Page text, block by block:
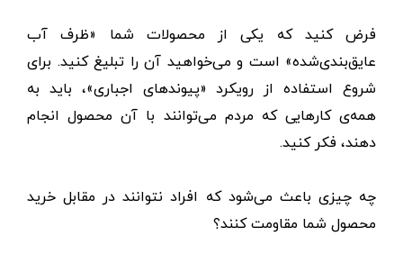
فرض کنید که یکی از محصولات شما «ظرف آب
عایق‌بندی‌شده» است و می‌خواهید آن را تبلیغ کنید. برای
شروع استفاده از رویکرد «پیوندهای اجباری»، باید به
همه‌ی کارهایی که مردم می‌توانند با آن محصول انجام
دهند، فکر کنید.
چه چیزی باعث می‌شود که افراد نتوانند در مقابل خرید
محصول شما مقاومت کنند؟